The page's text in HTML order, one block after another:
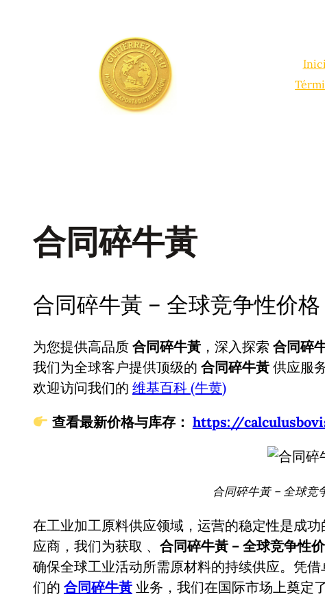
合同碎牛黃
合同碎牛黃 – 全球竞争性价格
为您提供高品质 合同碎牛黃 ，深入探索 合同碎
我们为全球客户提供顶级的 合同碎牛黃 供应服务
欢迎访问我们的 维基百科 (牛黄)
查看最新价格与库存： https://
合同碎牛黃 – 全球竞
在工业加工原料供应领域，运营的稳定性是成
应商，我们为获取 、 合同碎牛黃 – 全球竞争性
确保全球工业活动所需原材料的持续供应。凭
们的 合同碎牛黃 业务，我们在国际市场上奠定